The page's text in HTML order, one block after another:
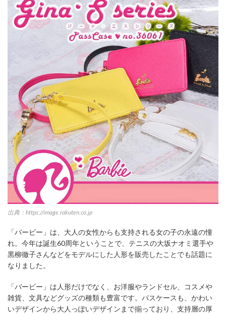
出典：https://image.rakuten.co.jp
「バービー」は、大人の女性からも支持される女の子の永遠の憧
れ。今年は誕生60周年ということで、テニスの大坂ナオミ選手や
黒柳徹子さんなどをモデルにした人形を販売したことでも話題に
なりました。
「バービー」は人形だけでなく、お洋服やランドセル、コスメや
雑貨、文具などグッズの種類も豊富です。パスケースも、かわい
いデザインから大人っぽいデザインまで揃っており、支持層の厚